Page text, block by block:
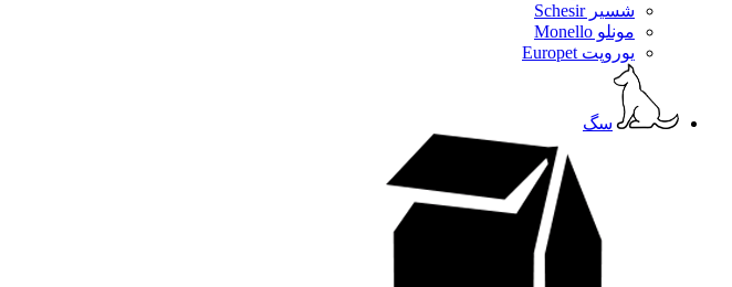
شسیر Schesir
مونلو Monello
یوروپت Europet
سگ